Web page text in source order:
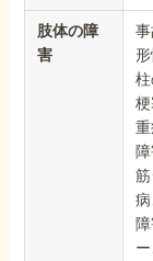
肢体の障
害